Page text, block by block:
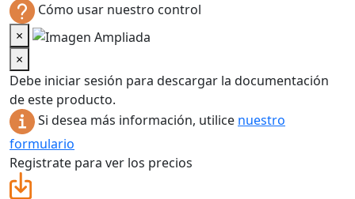
Cómo usar nuestro control
×
×
Debe iniciar sesión para descargar la documentación
de este producto.
Si desea más información, utilice nuestro
formulario
Registrate para ver los precios